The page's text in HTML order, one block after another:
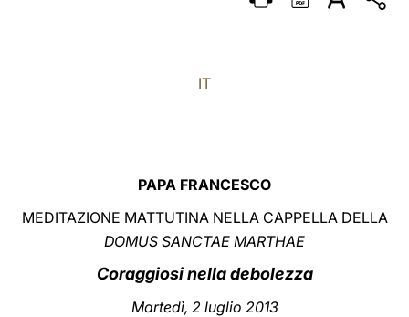
DEUTSCH
IT
PAPA FRANCESCO
MEDITAZIONE MATTUTINA NELLA CAPPELLA DELLA
DOMUS SANCTAE MARTHAE
Coraggiosi nella debolezza
Martedì, 2 luglio 2013